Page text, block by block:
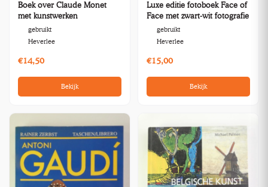
Boek over Claude Monet
met kunstwerken
gebruikt
Heverlee
€14,50
Bekijk
Luxe editie fotoboek Face of
Face met zwart-wit fotografie
gebruikt
Heverlee
€15,00
Bekijk